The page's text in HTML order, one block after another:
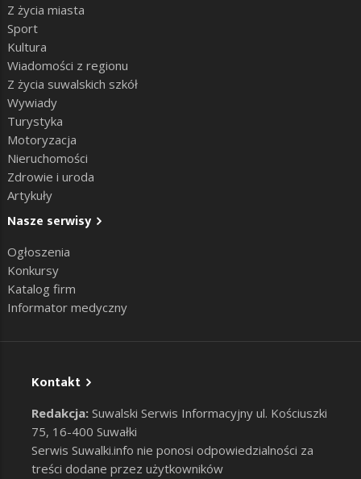
Z życia miasta
Sport
Kultura
Wiadomości z regionu
Z życia suwalskich szkół
Wywiady
Turystyka
Motoryzacja
Nieruchomości
Zdrowie i uroda
Artykuły
Nasze serwisy
Ogłoszenia
Konkursy
Katalog firm
Informator medyczny
Kontakt
Redakcja: Suwalski Serwis Informacyjny ul. Kościuszki
75, 16-400 Suwałki
Serwis Suwalki.info nie ponosi odpowiedzialności za
treści dodane przez użytkowników